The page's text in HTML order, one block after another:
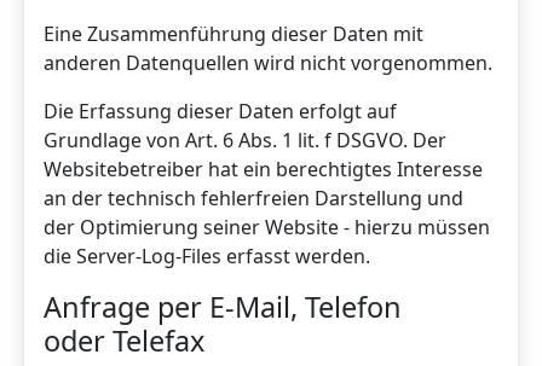
Eine Zusammenführung dieser Daten mit
anderen Datenquellen wird nicht vorgenommen.
Die Erfassung dieser Daten erfolgt auf
Grundlage von Art. 6 Abs. 1 lit. f DSGVO. Der
Websitebetreiber hat ein berechtigtes Interesse
an der technisch fehlerfreien Darstellung und
der Optimierung seiner Website - hierzu müssen
die Server-Log-Files erfasst werden.
Anfrage per E-Mail, Telefon
oder Telefax